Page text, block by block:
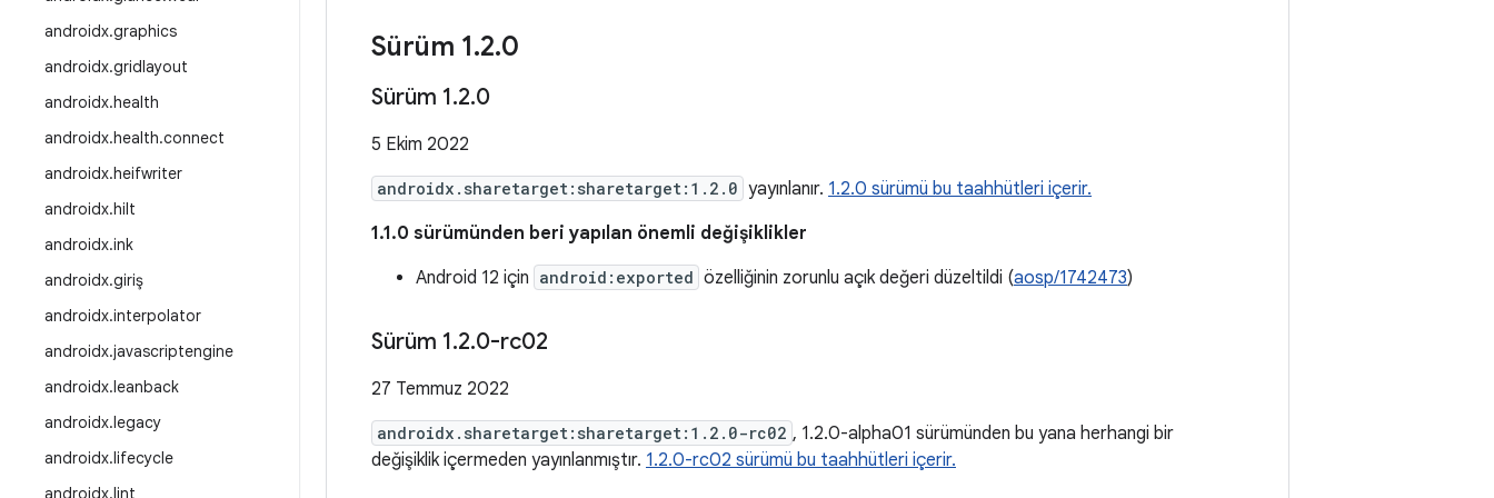
androidx.graphics
androidx.gridlayout
androidx.health
androidx.health.connect
androidx.heifwriter
androidx.hilt
androidx.ink
androidx.giriş
androidx.interpolator
androidx.javascriptengine
androidx.leanback
androidx.legacy
androidx.lifecycle
androidx.lint
Sürüm 1.2.0
Sürüm 1.2.0
5 Ekim 2022
androidx.sharetarget:sharetarget:1.2.0 yayınlanır. 1.2.0 sürümü bu taahhütleri içerir.
1.1.0 sürümünden beri yapılan önemli değişiklikler
Android 12 için android:exported özelliğinin zorunlu açık değeri düzeltildi (aosp/1742473)
Sürüm 1.2.0-rc02
27 Temmuz 2022
androidx.sharetarget:sharetarget:1.2.0-rc02 , 1.2.0-alpha01 sürümünden bu yana herhangi bir
değişiklik içermeden yayınlanmıştır. 1.2.0-rc02 sürümü bu taahhütleri içerir.